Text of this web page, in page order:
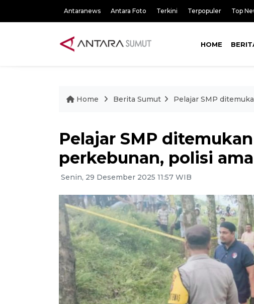
Antaranews Antara Foto Terkini Terpopuler Top
HOME
Home Berita Sumut Pelajar SMP
Pelajar SMP
perkebunan, polisi
Senin, 29 Desember 2025 11:57 WIB